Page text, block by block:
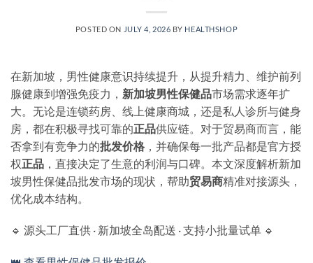
POSTED ON JULY 4, 2026 BY HEALTHSHOP
在新加坡，男性健康意识持续提升，从提升精力、维护前列
腺健康到增强免疫力， 新加坡男性保健品市场需求逐年扩
大。无论是连锁药房、线上健康商城，还是私人诊所与健身
房，都在积极寻找可靠的正品供应链。对于贸易商而言，能
否拿到有竞争力的批发价格 ，并确保每一批产品都是官方授
权正品 ，直接决定了生意的利润与口碑。本文深度解析新加
坡男性保健品批发市场的现状，帮助贸易商精准对接源头，
优化成本结构。
🔹 源头工厂直供 · 新加坡全岛配送 · 支持小批量试单 🔹